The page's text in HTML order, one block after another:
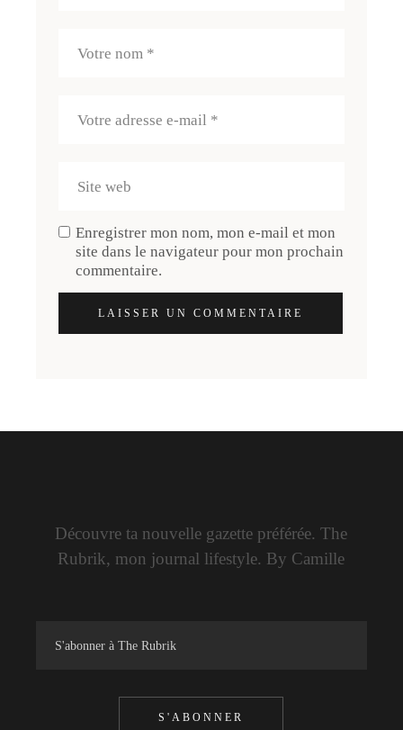
Enregistrer mon nom, mon e-mail et mon
site dans le navigateur pour mon prochain
commentaire.
LAISSER UN COMMENTAIRE
Découvre ta nouvelle gazette préférée. The
Rubrik, mon journal lifestyle. By Camille
S'ABONNER